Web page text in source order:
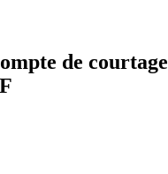
de courtage